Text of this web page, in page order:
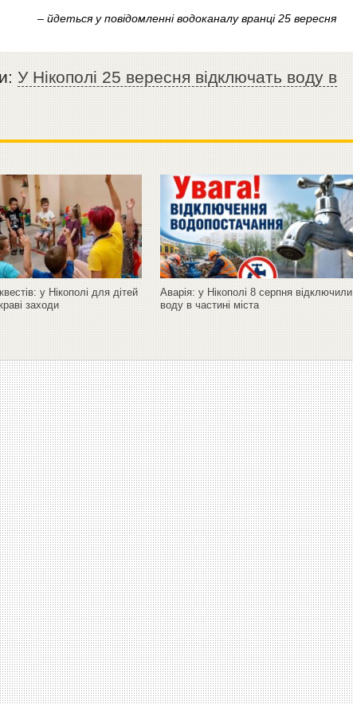
– йдеться у повідомленні водоканалу вранці 25 вересня
У Нікополі 25 вересня відключать воду в
у Нікополі для дітей
заходи
Аварія: у Нікополі 8 серпня відключили
воду в частині міста